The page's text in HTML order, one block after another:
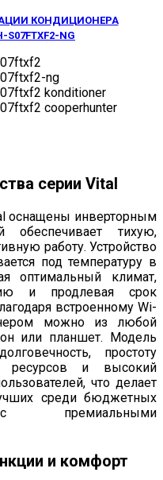
КОНДИЦИОНЕРА
S07FTXF2-NG
серии Vital
оснащены инверторным
обеспечивает тихую,
работу. Устройство
под температуру в
оптимальный климат,
и продлевая срок
встроенному Wi-
можно из любой
или планшет. Модель
простоту
ресурсов и высокий
что делает
среди бюджетных
премиальными
и комфорт